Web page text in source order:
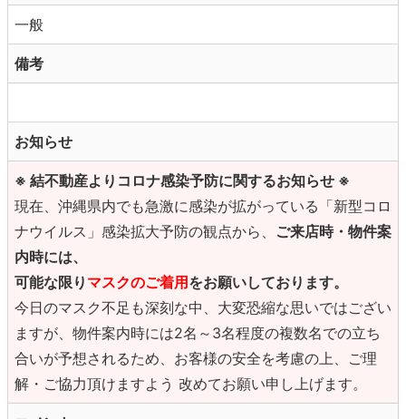
一般
備考
お知らせ
※ 結不動産よりコロナ感染予防に関するお知らせ ※
現在、沖縄県内でも急激に感染が拡がっている「新型コロ
ナウイルス」感染拡大予防の観点から、 ご来店時・物件案
内時には、
可能な限り マスクのご着用 をお願いしております。
今日のマスク不足も深刻な中、大変恐縮な思いではござい
ますが、物件案内時には2名～3名程度の複数名での立ち
合いが予想されるため、お客様の安全を考慮の上、ご理
解・ご協力頂けますよう 改めてお願い申し上げます。